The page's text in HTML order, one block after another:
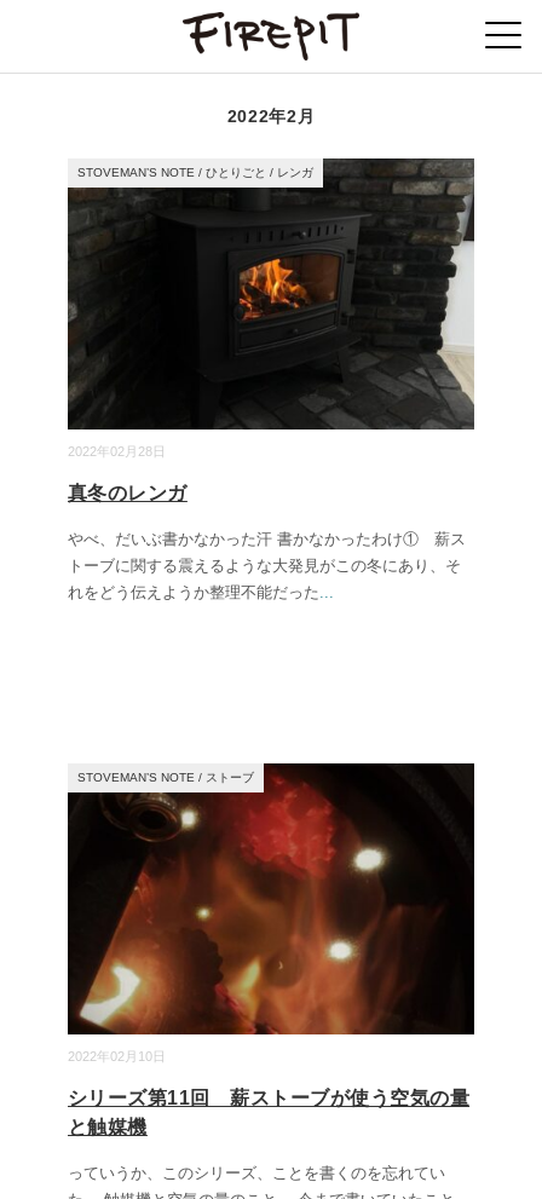
2022年2月
2022年02月28日
STOVEMAN’S NOTE / ひとりごと / レンガ
真冬のレンガ
やべ、だいぶ書かなかった汗 書かなかったわけ① 薪ス
トーブに関する震えるような大発見がこの冬にあり、そ
れをどう伝えようか整理不能だった...
2022年02月10日
STOVEMAN’S NOTE / ストーブ
シリーズ第11回 薪ストーブが使う空気の量
と触媒機
っていうか、このシリーズ、ことを書くのを忘れてい